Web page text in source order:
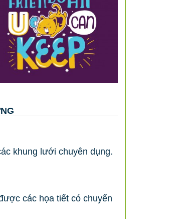
khung lưới chuyên dụng.
các họa tiết có chuyển